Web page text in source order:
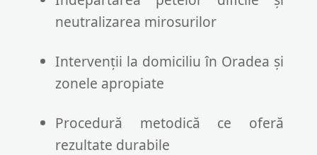
neutralizarea mirosurilor
Intervenții la domiciliu în Oradea și
zonele apropiate
Procedură metodică ce oferă
rezultate durabile